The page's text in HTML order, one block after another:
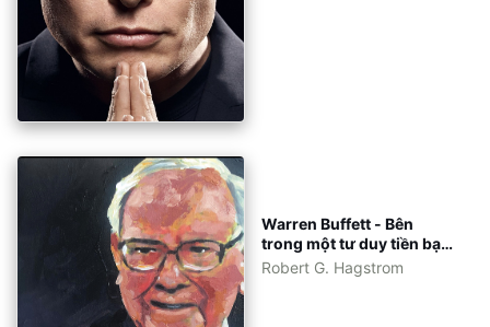
Warren Buffett - Bên
trong một tư duy tiền bạc
vãi chưởng [eBook tiếng
Việt - tiếng Anh]
Robert G. Hagstrom